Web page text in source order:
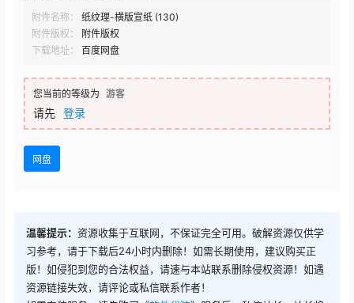
附件名称：
纸纹理-横版宣纸 (130)
附件版权：
附件版权
下载地址：
百度网盘
您当前的等级为 游客
请先 登录
网盘
温馨提示： 资源收集于互联网，不保证完全可用。破解资源仅供学
习参考，请于下载后24小时内删除！如需长期使用，建议购买正
版！如侵犯到您的合法权益，请速与本站联系删除侵权资源！如遇
资源链接失效，请评论或私信联系作者！